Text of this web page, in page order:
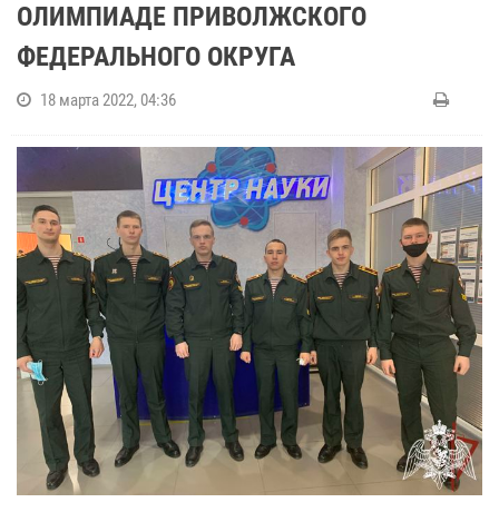
ОЛИМПИАДЕ ПРИВОЛЖСКОГО
ФЕДЕРАЛЬНОГО ОКРУГА
18 марта 2022, 04:36